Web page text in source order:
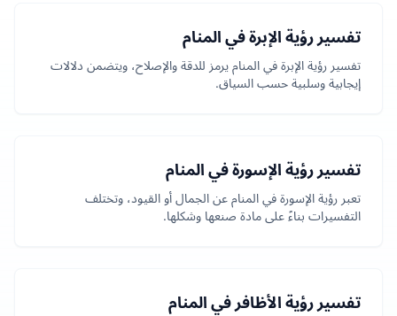
تفسير رؤية الإبرة في المنام
تفسير رؤية الإبرة في المنام يرمز للدقة والإصلاح، ويتضمن دلالات
إيجابية وسلبية حسب السياق.
تفسير رؤية الإسورة في المنام
تعبر رؤية الإسورة في المنام عن الجمال أو القيود، وتختلف
التفسيرات بناءً على مادة صنعها وشكلها.
تفسير رؤية الأظافر في المنام